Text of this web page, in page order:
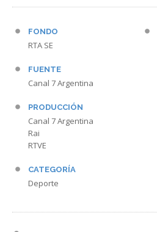
FONDO
RTA SE
FUENTE
Canal 7 Argentina
PRODUCCIÓN
Canal 7 Argentina
Rai
RTVE
CATEGORÍA
Deporte